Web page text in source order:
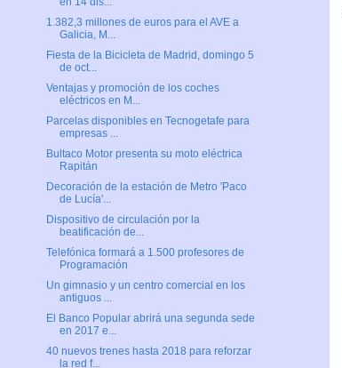
1.382,3 millones de euros para el AVE a
Galicia, M...
Fiesta de la Bicicleta de Madrid, domingo 5
de oct...
Ventajas y promoción de los coches
eléctricos en M...
Parcelas disponibles en Tecnogetafe para
empresas ...
Bultaco Motor presenta su moto eléctrica
Rapitán
Decoración de la estación de Metro 'Paco
de Lucía'...
Dispositivo de circulación por la
beatificación de...
Telefónica formará a 1.500 profesores de
Programación
Un gimnasio y un centro comercial en los
antiguos ...
El Banco Popular abrirá una segunda sede
en 2017 e...
40 nuevos trenes hasta 2018 para reforzar
la red f...